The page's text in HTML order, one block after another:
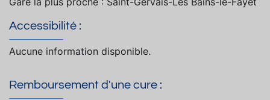
Accessibilité :
Aucune information disponible.
Remboursement d'une cure :